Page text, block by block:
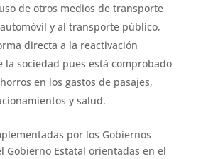
de otros medios de transporte
y al transporte público,
directa a la reactivación
la sociedad pues está comprobado
en los gastos de pasajes,
y salud.
por los Gobiernos
Gobierno Estatal orientadas en el